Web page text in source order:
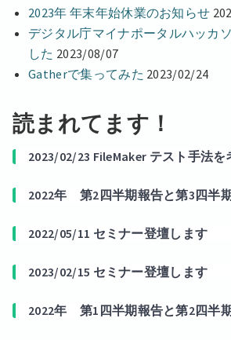
2023年 年末年始休業のお知らせ
デジタル庁マイナポータルハッカ
した 2023/08/07
Gatherで集ってみた 2023/02/24
読まれてます！
2023/02/23 FileMaker テスト手法
2022年 第2四半期報告と第3四半
2022/05/11 セミナー登壇します
2023/02/15 セミナー登壇します
2022年 第1四半期報告と第2四半